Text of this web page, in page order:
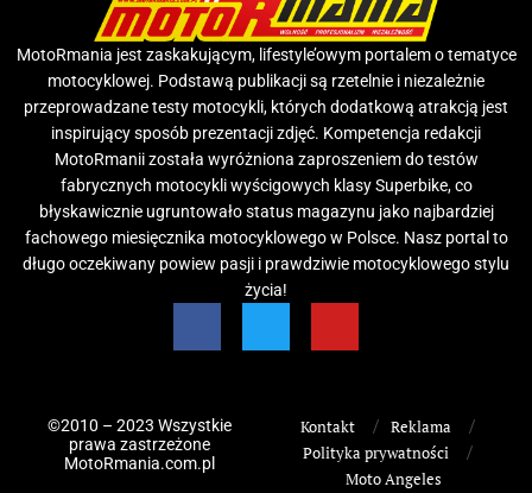
MotoRmania jest zaskakującym, lifestyle’owym portalem o tematyce
motocyklowej. Podstawą publikacji są rzetelnie i niezależnie
przeprowadzane testy motocykli, których dodatkową atrakcją jest
inspirujący sposób prezentacji zdjęć. Kompetencja redakcji
MotoRmanii została wyróżniona zaproszeniem do testów
fabrycznych motocykli wyścigowych klasy Superbike, co
błyskawicznie ugruntowało status magazynu jako najbardziej
fachowego miesięcznika motocyklowego w Polsce. Nasz portal to
długo oczekiwany powiew pasji i prawdziwie motocyklowego stylu
życia!
©2010 – 2023 Wszystkie
prawa zastrzeżone
MotoRmania.com.pl
Kontakt
Reklama
Polityka prywatności
Moto Angeles